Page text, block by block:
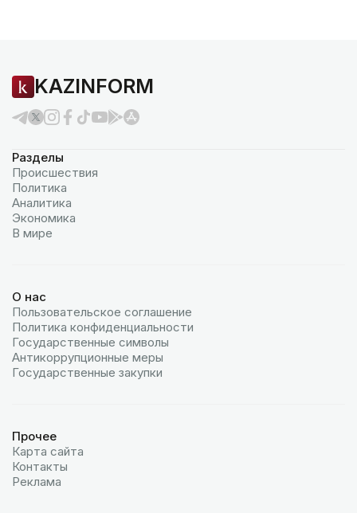
KAZINFORM
Разделы
Происшествия
Политика
Аналитика
Экономика
В мире
О нас
Пользовательское соглашение
Политика конфиденциальности
Государственные символы
Антикоррупционные меры
Государственные закупки
Прочее
Карта сайта
Контакты
Реклама